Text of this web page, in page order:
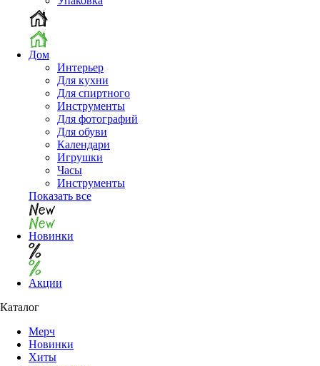
Дом
Интерьер
Для кухни
Для спиртного
Инструменты
Для фотографий
Для обуви
Календари
Игрушки
Часы
Инструменты
Показать все
Новинки
Акции
Каталог
Мерч
Новинки
Хиты